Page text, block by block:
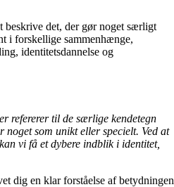
beskrive det, der gør noget særligt
i forskellige sammenhænge,
identitetsdannelse og
refererer til de særlige kendetegn
som unikt eller specielt. Ved at
vi få et dybere indblik i identitet,
dig en klar forståelse af betydningen